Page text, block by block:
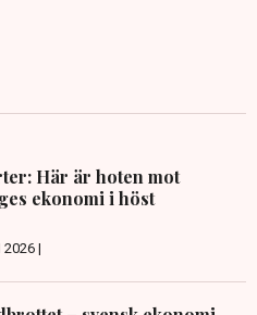
Här är hoten mot
ekonomi i höst
2026 |